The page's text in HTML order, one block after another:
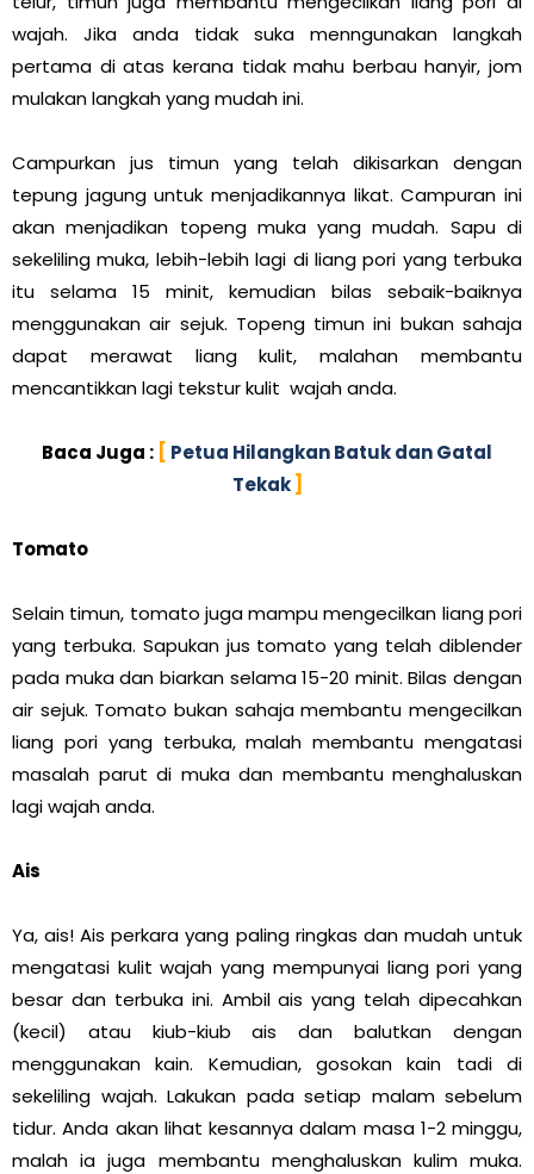
wajah. Jika anda tidak suka menngunakan langkah
pertama di atas kerana tidak mahu berbau hanyir, jom
mulakan langkah yang mudah ini.
Campurkan jus timun yang telah dikisarkan dengan
tepung jagung untuk menjadikannya likat. Campuran ini
akan menjadikan topeng muka yang mudah. Sapu di
sekeliling muka, lebih-lebih lagi di liang pori yang terbuka
itu selama 15 minit, kemudian bilas sebaik-baiknya
menggunakan air sejuk. Topeng timun ini bukan sahaja
dapat merawat liang kulit, malahan membantu
mencantikkan lagi tekstur kulit wajah anda.
Baca Juga : [ Petua Hilangkan Batuk dan Gatal
Tekak]
Tomato
Selain timun, tomato juga mampu mengecilkan liang pori
yang terbuka. Sapukan jus tomato yang telah diblender
pada muka dan biarkan selama 15-20 minit. Bilas dengan
air sejuk. Tomato bukan sahaja membantu mengecilkan
liang pori yang terbuka, malah membantu mengatasi
masalah parut di muka dan membantu menghaluskan
lagi wajah anda.
Ais
Ya, ais! Ais perkara yang paling ringkas dan mudah untuk
mengatasi kulit wajah yang mempunyai liang pori yang
besar dan terbuka ini. Ambil ais yang telah dipecahkan
(kecil) atau kiub-kiub ais dan balutkan dengan
menggunakan kain. Kemudian, gosokan kain tadi di
sekeliling wajah. Lakukan pada setiap malam sebelum
tidur. Anda akan lihat kesannya dalam masa 1-2 minggu,
malah ia juga membantu menghaluskan kulim muka.